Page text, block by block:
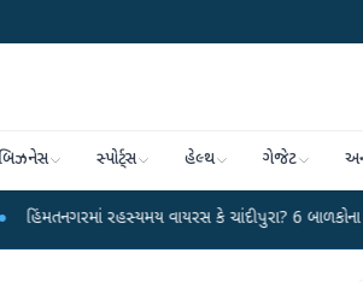
બિઝનેસ સ્પોર્ટ્સ હેલ્થ ગેજેટ
વાયરસ કે ચાંદીપુરા? 6 બાળકોના મોતથી ફફડાટ